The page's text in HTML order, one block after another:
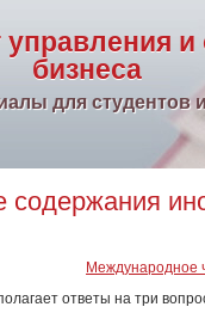
управления и
бизнеса
для студентов
содержания
Международное
ответы на три